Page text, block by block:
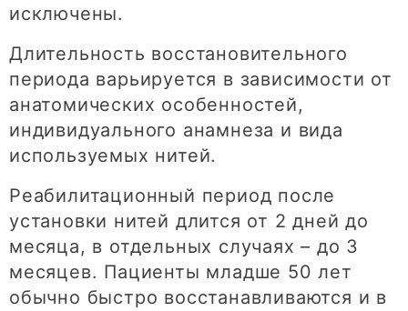
исключены.
Длительность восстановительного
периода варьируется в зависимости от
анатомических особенностей,
индивидуального анамнеза и вида
используемых нитей.
Реабилитационный период после
установки нитей длится от 2 дней до
месяца, в отдельных случаях – до 3
месяцев. Пациенты младше 50 лет
обычно быстро восстанавливаются и в